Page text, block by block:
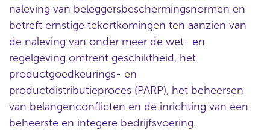
naleving van beleggersbeschermingsnormen en
betreft ernstige tekortkomingen ten aanzien van
de naleving van onder meer de wet- en
regelgeving omtrent geschiktheid, het
productgoedkeurings- en
productdistributieproces (PARP), het beheersen
van belangenconflicten en de inrichting van een
beheerste en integere bedrijfsvoering.